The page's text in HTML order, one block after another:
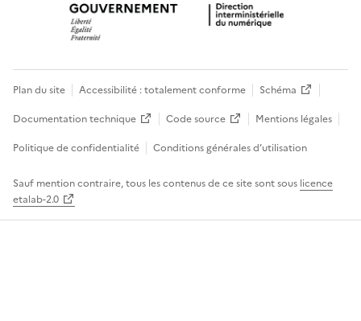
Plan du site Accessibilité : totalement conforme
Schéma
Documentation technique
Code source
Mentions légales
Politique de confidentialité
Conditions générales d’utilisation
Sauf mention contraire, tous les contenus de ce site sont sous licence
etalab-2.0